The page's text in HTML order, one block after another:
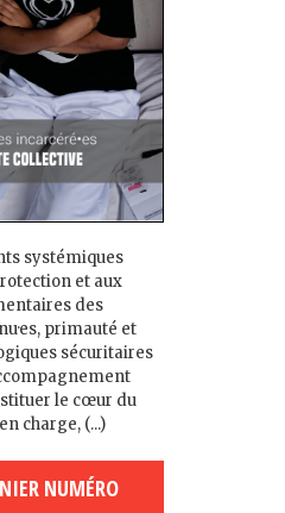
systémiques
et aux
des
primauté et
sécuritaires
le cœur du
charge, (...)
NUMÉRO